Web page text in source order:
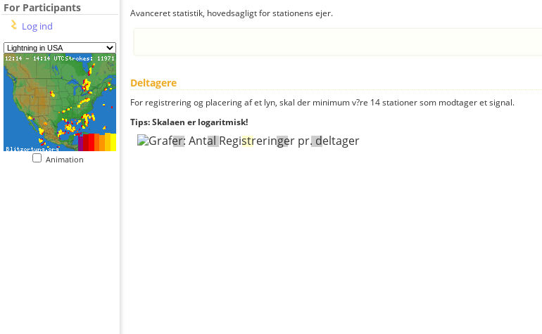
For Participants
Log ind
Animation
Avanceret statistik, hovedsagligt for stationens ejer.
Deltagere
For registrering og placering af et lyn, skal der minimum v?re 14 stationer som modtager et signal.
Tips: Skalaen er logaritmisk!